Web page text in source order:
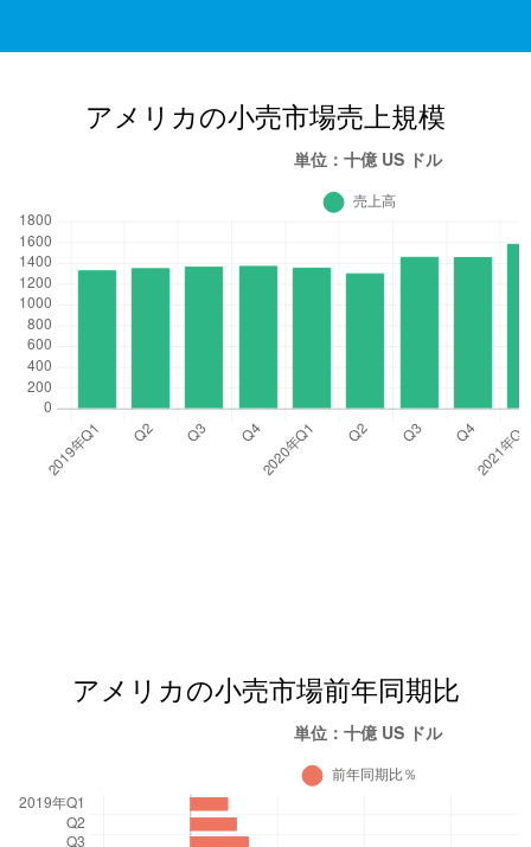
アメリカの小売市場売上規模
アメリカの小売市場前年同期比